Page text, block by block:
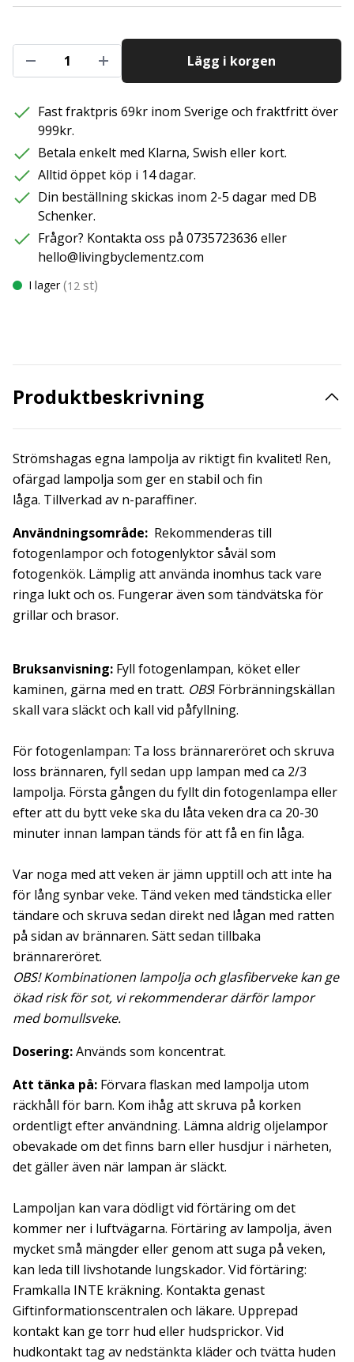
Lägg i korgen
Fast fraktpris 69kr inom Sverige och fraktfritt över
999kr.
Betala enkelt med Klarna, Swish eller kort.
Alltid öppet köp i 14 dagar.
Din beställning skickas inom 2-5 dagar med DB
Schenker.
Frågor? Kontakta oss på 0735723636 eller
hello@livingbyclementz.com
I lager (12 st)
Produktbeskrivning
Strömshagas egna lampolja av riktigt fin kvalitet! Ren,
ofärgad lampolja som ger en stabil och fin
låga. Tillverkad av n-paraffiner.
Användningsområde: Rekommenderas till
fotogenlampor och fotogenlyktor såväl som
fotogenkök. Lämplig att använda inomhus tack vare
ringa lukt och os. Fungerar även som tändvätska för
grillar och brasor.
Bruksanvisning: Fyll fotogenlampan, köket eller
kaminen, gärna med en tratt. OBS! Förbränningskällan
skall vara släckt och kall vid påfyllning.
För fotogenlampan: Ta loss brännareröret och skruva
loss brännaren, fyll sedan upp lampan med ca 2/3
lampolja. Första gången du fyllt din fotogenlampa eller
efter att du bytt veke ska du låta veken dra ca 20-30
minuter innan lampan tänds för att få en fin låga.
Var noga med att veken är jämn upptill och att inte ha
för lång synbar veke. Tänd veken med tändsticka eller
tändare och skruva sedan direkt ned lågan med ratten
på sidan av brännaren. Sätt sedan tillbaka
brännareröret.
OBS! Kombinationen lampolja och glasfiberveke kan ge
ökad risk för sot, vi rekommenderar därför lampor
med bomullsveke.
Dosering:Används som koncentrat.
Att tänka på: Förvara flaskan med lampolja utom
räckhåll för barn. Kom ihåg att skruva på korken
ordentligt efter användning. Lämna aldrig oljelampor
obevakade om det finns barn eller husdjur i närheten,
det gäller även när lampan är släckt.
Lampoljan kan vara dödligt vid förtäring om det
kommer ner i luftvägarna. Förtäring av lampolja, även
mycket små mängder eller genom att suga på veken,
kan leda till livshotande lungskador. Vid förtäring:
Framkalla INTE kräkning. Kontakta genast
Giftinformationscentralen och läkare. Upprepad
kontakt kan ge torr hud eller hudsprickor. Vid
hudkontakt tag av nedstänkta kläder och tvätta huden